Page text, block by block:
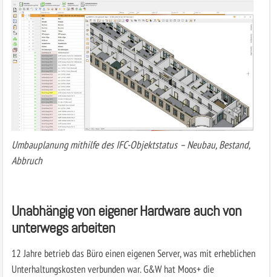
Umbauplanung mithilfe des IFC-Objektstatus – Neubau, Bestand,
Abbruch
Unabhängig von eigener Hardware auch von
unterwegs arbeiten
12 Jahre betrieb das Büro einen eigenen Server, was mit erheblichen
Unterhaltungskosten verbunden war. G&W hat Moos+ die